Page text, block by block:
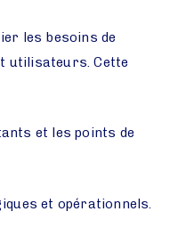
les besoins de
utilisateurs. Cette
et les points de
et opérationnels.